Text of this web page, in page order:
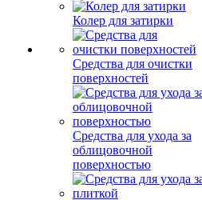
Колер для затирки
Средства для очистки
поверхностей
Средства для ухода за
облицовочной
поверхностью